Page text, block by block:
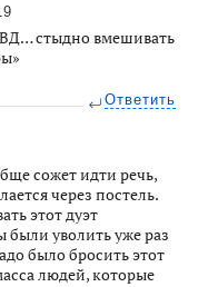
стыдно вмешивать
Ответить
сожет идти речь,
через постель.
этот дуэт
уволить уже раз
было бросить этот
людей, которые